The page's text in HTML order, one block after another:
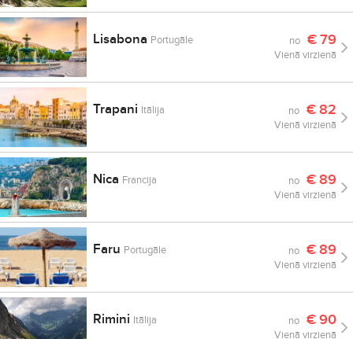
Lisabona Portugāle no €79
Vienā virzienā
Trapani Itālija no €82
Vienā virzienā
Nica Francija no €89
Vienā virzienā
Faru Portugāle no €89
Vienā virzienā
Rimini Itālija no €90
Vienā virzienā